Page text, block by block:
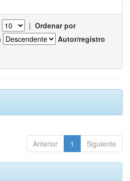
| Ordenar por
Autor/registro
Anterior 1 Siguiente